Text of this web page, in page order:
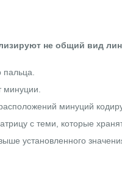
не общий вид
минуций
с теми, которые
установленного